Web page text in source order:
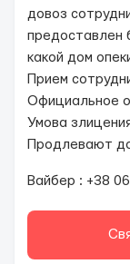
довоз
предоставлен
какой дом
Прием
Официальное
Умова
Продлевают
Вайбер : +38